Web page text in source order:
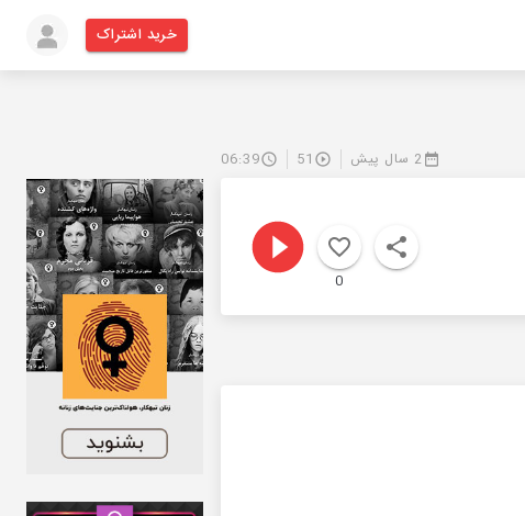
خرید اشتراک
2 سال پیش 51
06:39
0